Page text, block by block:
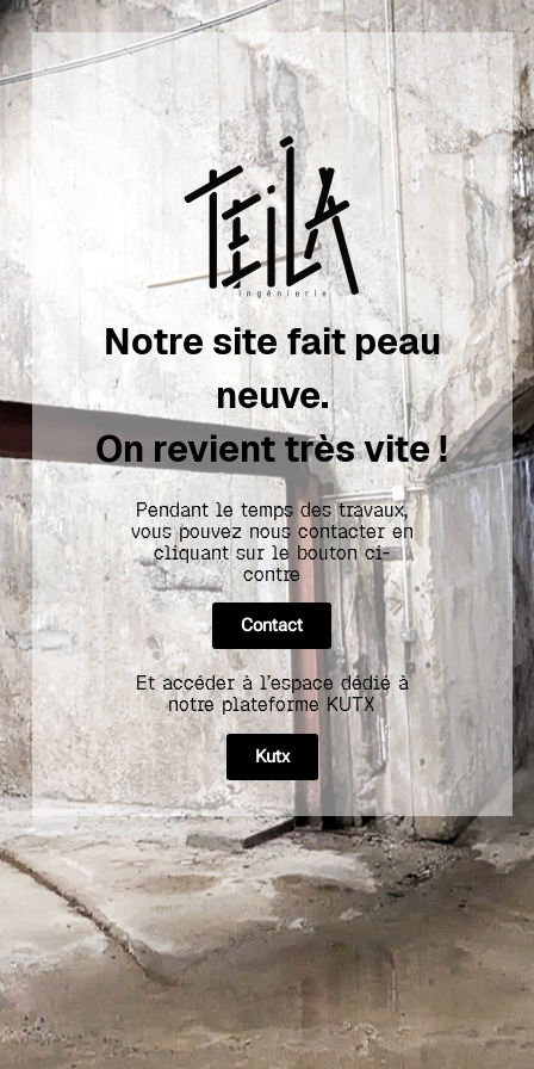
Notre site fait peau
neuve.
On revient très vite !
Pendant le temps des travaux,
vous pouvez nous contacter en
cliquant sur le bouton ci-
contre
Contact
Et accéder à l’espace dédié à
notre plateforme KUTX
Kutx